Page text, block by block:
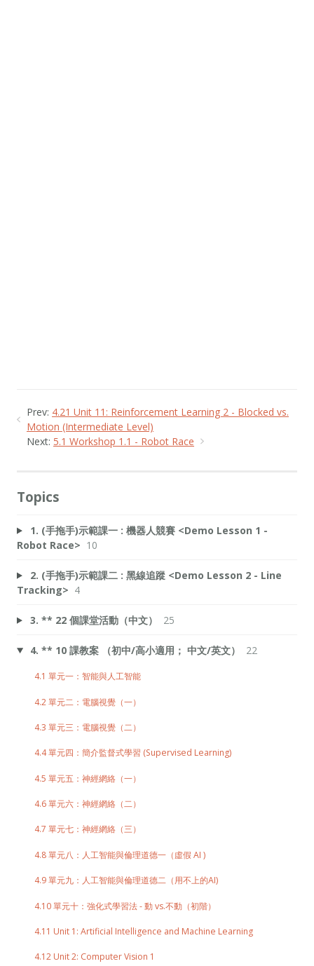
Prev: 4.21 Unit 11: Reinforcement Learning 2 - Blocked vs.
Motion (Intermediate Level)
Next: 5.1 Workshop 1.1 - Robot Race
Topics
1. (手拖手)示範課一 : 機器人競賽 <Demo Lesson 1 -
Robot Race> 10
2. (手拖手)示範課二 : 黑線追蹤 <Demo Lesson 2 - Line
Tracking> 4
3. ** 22 個課堂活動（中文） 25
4. ** 10 課教案 （初中/高小適用； 中文/英文） 22
4.1 單元一：智能與人工智能
4.2 單元二：電腦視覺（一）
4.3 單元三：電腦視覺（二）
4.4 單元四：簡介監督式學習 (Supervised Learning)
4.5 單元五：神經網絡（一）
4.6 單元六：神經網絡（二）
4.7 單元七：神經網絡（三）
4.8 單元八：人工智能與倫理道德一（虛假 AI )
4.9 單元九：人工智能與倫理道德二（用不上的AI)
4.10 單元十：強化式學習法 - 動 vs.不動（初階）
4.11 Unit 1: Artificial Intelligence and Machine Learning
4.12 Unit 2: Computer Vision 1